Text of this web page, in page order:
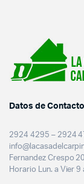
Datos de Contacto
2924 4295 – 2924
Fernandez Crespo
Horario Lun. a Vier 9